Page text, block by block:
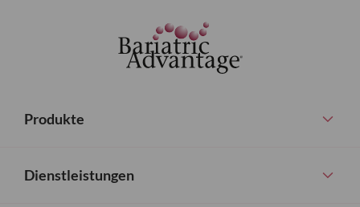
Produkte
Dienstleistungen